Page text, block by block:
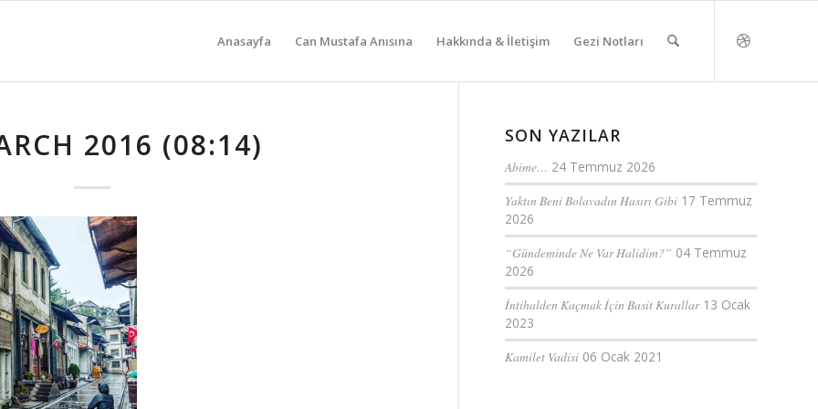
Anasayfa Can Mustafa Anısına Hakkında & İletişim Gezi Notları
2016 (08:14) SON YAZILAR
Abime… 24 Temmuz 2026
Yaktın Beni Bolavadın Hasırı Gibi 17 Temmuz
2026
“Gündeminde Ne Var Halidim?” 04 Temmuz
2026
İntihalden Kaçmak İçin Basit Kurallar 13 Ocak
2023
Kamilet Vadisi 06 Ocak 2021